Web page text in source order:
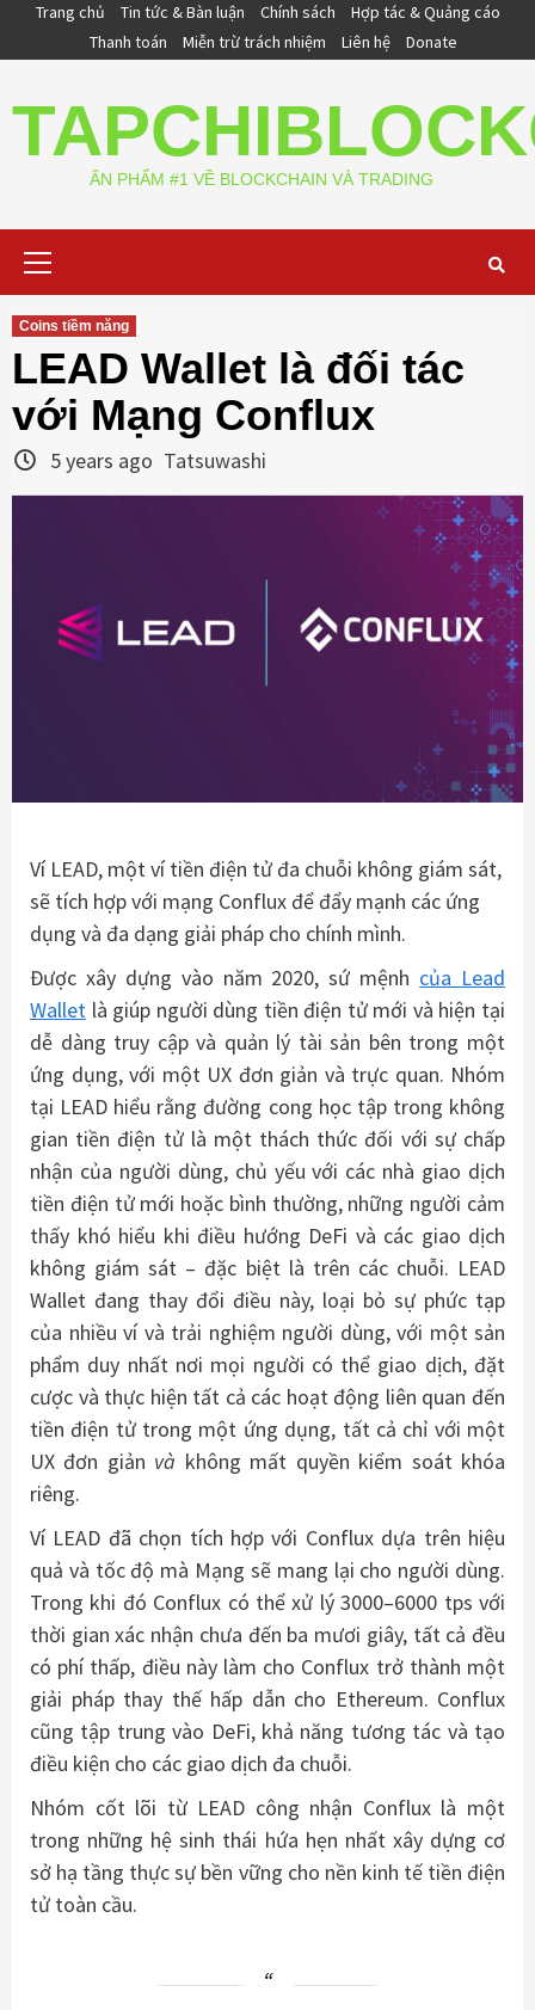
Trang chủ Tin tức & Bàn luận Chính sách
Hợp tác & Quảng cáo
Thanh toán
Miễn trừ trách nhiệm Liên hệ Donate
ẤN PHẨM #1 VỀ BLOCKCHAIN VÀ TRADING
Coins tiềm năng
LEAD Wallet là đối tác
với Mạng Conflux
5 years ago Tatsuwashi
Ví LEAD, một ví tiền điện tử đa chuỗi không giám sát,
sẽ tích hợp với mạng Conflux để đẩy mạnh các ứng
dụng và đa dạng giải pháp cho chính mình.
Được xây dựng vào năm 2020, sứ mệnh của Lead
Wallet là giúp người dùng tiền điện tử mới và hiện tại
dễ dàng truy cập và quản lý tài sản bên trong một
ứng dụng, với một UX đơn giản và trực quan. Nhóm
tại LEAD hiểu rằng đường cong học tập trong không
gian tiền điện tử là một thách thức đối với sự chấp
nhận của người dùng, chủ yếu với các nhà giao dịch
tiền điện tử mới hoặc bình thường, những người cảm
thấy khó hiểu khi điều hướng DeFi và các giao dịch
không giám sát – đặc biệt là trên các chuỗi. LEAD
Wallet đang thay đổi điều này, loại bỏ sự phức tạp
của nhiều ví và trải nghiệm người dùng, với một sản
phẩm duy nhất nơi mọi người có thể giao dịch, đặt
cược và thực hiện tất cả các hoạt động liên quan đến
tiền điện tử trong một ứng dụng, tất cả chỉ với một
UX đơn giản và không mất quyền kiểm soát khóa
riêng.
Ví LEAD đã chọn tích hợp với Conflux dựa trên hiệu
quả và tốc độ mà Mạng sẽ mang lại cho người dùng.
Trong khi đó Conflux có thể xử lý 3000–6000 tps với
thời gian xác nhận chưa đến ba mươi giây, tất cả đều
có phí thấp, điều này làm cho Conflux trở thành một
giải pháp thay thế hấp dẫn cho Ethereum. Conflux
cũng tập trung vào DeFi, khả năng tương tác và tạo
điều kiện cho các giao dịch đa chuỗi.
Nhóm cốt lõi từ LEAD công nhận Conflux là một
trong những hệ sinh thái hứa hẹn nhất xây dựng cơ
sở hạ tầng thực sự bền vững cho nền kinh tế tiền điện
tử toàn cầu.